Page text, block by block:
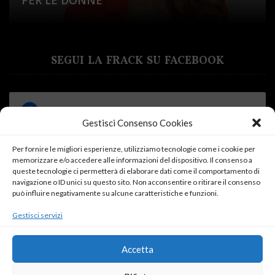
Gestisci Consenso Cookies
Per fornire le migliori esperienze, utilizziamo tecnologie come i cookie per
memorizzare e/o accedere alle informazioni del dispositivo. Il consenso a
queste tecnologie ci permetterà di elaborare dati come il comportamento di
navigazione o ID unici su questo sito. Non acconsentire o ritirare il consenso
può influire negativamente su alcune caratteristiche e funzioni.
Gestisci servizi
Accetta
SEGUI LA FRACK SU FACEBOOK
Fai clic su "Accetto" per abilitare Facebook
Cookie Policy